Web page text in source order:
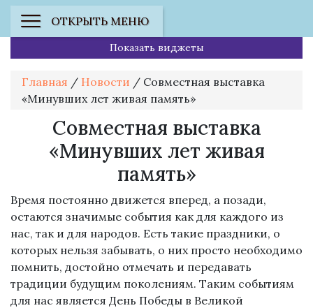
ОТКРЫТЬ МЕНЮ
Показать виджеты
Главная / Новости / Совместная выставка
«Минувших лет живая память»
Совместная выставка
«Минувших лет живая
память»
Время постоянно движется вперед, а позади,
остаются значимые события как для каждого из
нас, так и для народов. Есть такие праздники, о
которых нельзя забывать, о них просто необходимо
помнить, достойно отмечать и передавать
традиции будущим поколениям. Таким событиям
для нас является День Победы в Великой